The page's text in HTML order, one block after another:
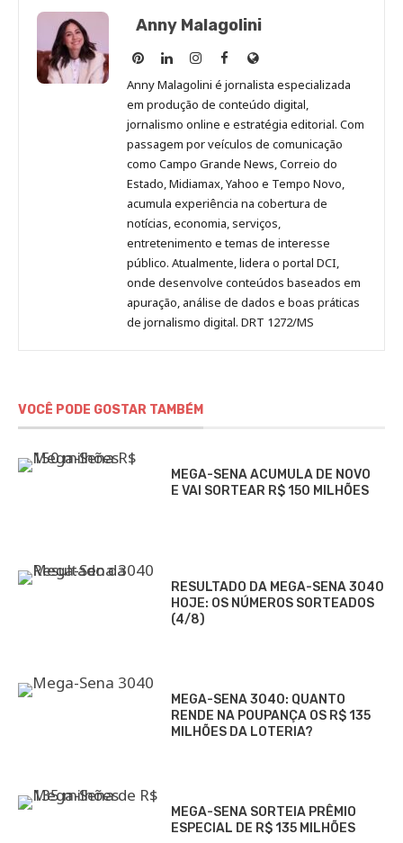
Anny Malagolini
Anny
Malagolini
no
Pinterest
Anny
Malagolini
no
LinkedIn
Anny
Malagolini
no
Instagram
Anny
Malagolini
no
Facebook
Site
de
Anny
Malagolini
Anny Malagolini é jornalista especializada
em produção de conteúdo digital,
jornalismo online e estratégia editorial. Com
passagem por veículos de comunicação
como Campo Grande News, Correio do
Estado, Midiamax, Yahoo e Tempo Novo,
acumula experiência na cobertura de
notícias, economia, serviços,
entretenimento e temas de interesse
público. Atualmente, lidera o portal DCI,
onde desenvolve conteúdos baseados em
apuração, análise de dados e boas práticas
de jornalismo digital. DRT 1272/MS
VOCÊ PODE GOSTAR TAMBÉM
MEGA-SENA ACUMULA DE NOVO
E VAI SORTEAR R$ 150 MILHÕES
RESULTADO DA MEGA-SENA 3040
HOJE: OS NÚMEROS SORTEADOS
(4/8)
MEGA-SENA 3040: QUANTO
RENDE NA POUPANÇA OS R$ 135
MILHÕES DA LOTERIA?
MEGA-SENA SORTEIA PRÊMIO
ESPECIAL DE R$ 135 MILHÕES